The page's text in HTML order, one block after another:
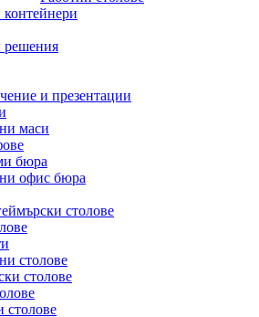
решения
и презентации
маси
бюра
офис бюра
столове
столове
столове
столове